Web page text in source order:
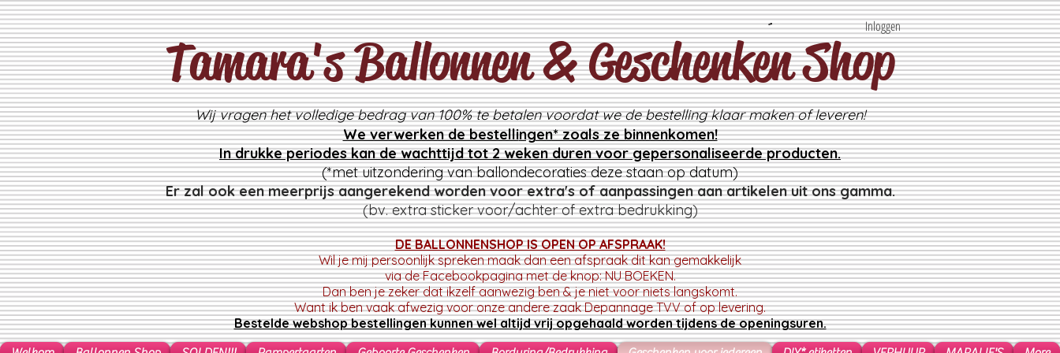
Inloggen
Tamara's Ballonnen & Geschenken Shop
Wij vragen het volledige bedrag van 100% te betalen voordat we de bestelling klaar maken of leveren!
We verwerken de bestellingen* zoals ze binnenkomen!
In drukke periodes kan de wachttijd tot 2 weken duren voor gepersonaliseerde producten.
(*met uitzondering van ballondecoraties deze staan op datum)
Er zal ook een meerprijs aangerekend worden voor extra's of aanpassingen aan artikelen uit ons gamma.
(bv. extra sticker voor/achter of extra bedrukking)
DE BALLONNENSHOP IS OPEN OP AFSPRAAK!
Wil je mij persoonlijk spreken maak dan een afspraak dit kan gemakkelijk
via de Facebookpagina met de knop: NU BOEKEN.
Dan ben je zeker dat ikzelf aanwezig ben & je niet voor niets langskomt.
Want ik ben vaak afwezig voor onze andere zaakDepannage TVV of op levering.
Bestelde webshop bestellingen kunnen wel altijd vrij opgehaald worden tijdens de openingsuren.